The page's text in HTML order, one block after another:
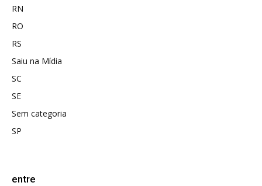
RN
RO
RS
Saiu na Mídia
SC
SE
Sem categoria
SP
entre